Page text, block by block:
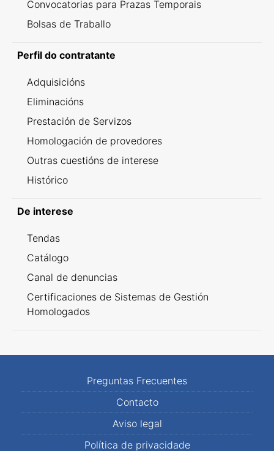
Convocatorias para Prazas Temporais
Bolsas de Traballo
Perfil do contratante
Adquisicións
Eliminacións
Prestación de Servizos
Homologación de provedores
Outras cuestións de interese
Histórico
De interese
Tendas
Catálogo
Canal de denuncias
Certificaciones de Sistemas de Gestión
Homologados
Preguntas Frecuentes
Contacto
Aviso legal
Política de privacidade